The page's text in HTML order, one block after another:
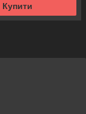
Купити